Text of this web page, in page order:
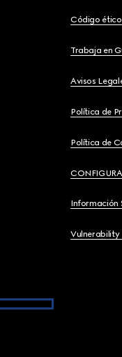
Código ético
Trabaja en
Avisos
Política de
Política de
Información
Vulnerability